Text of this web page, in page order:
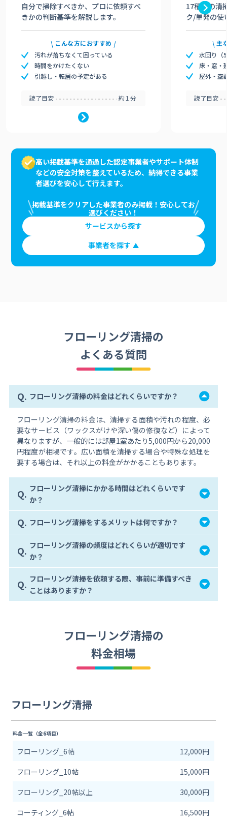
自分で掃除すべきか、プロに依頼すべ
きかの判断基準を解説します。
こんな方におすすめ
汚れが落ちなくて困っている
時間をかけたくない
引越し・転居の予定がある
読了目安 約1分
17種類の清
ク/単発の使
主
水回り（
床・窓・
屋外・空
読了目安
高い掲載基準を通過した認定事業者やサポート体制
などの安全対策を整えているため、納得できる事業
者選びを安心して行えます。
掲載基準をクリアした事業者のみ掲載！安心してお
選びください！
サービスから探す
事業者を探す
フローリング清掃の
よくある質問
Q. フローリング清掃の料金はどれくらいですか？
フローリング清掃の料金は、清掃する面積や汚れの程度、必
要なサービス（ワックスがけや深い傷の修復など）によって
異なりますが、一般的には部屋1室あたり5,000円から20,000
円程度が相場です。広い面積を清掃する場合や特殊な処理を
要する場合は、それ以上の料金がかかることもあります。
Q. フローリング清掃にかかる時間はどれくらいです
か？
Q. フローリング清掃をするメリットは何ですか？
Q. フローリング清掃の頻度はどれくらいが適切です
か？
Q. フローリング清掃を依頼する際、事前に準備すべき
ことはありますか？
フローリング清掃の
料金相場
フローリング清掃
料金一覧（全6項目）
フローリング_6帖
12,000円
フローリング_10帖
15,000円
フローリング_20帖以上
30,000円
コーティング_6帖
16,500円